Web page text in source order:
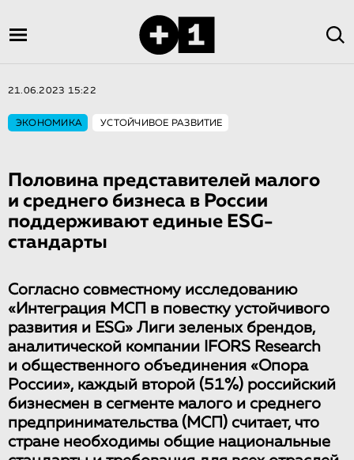
21.06.2023 15:22
ЭКОНОМИКА УСТОЙЧИВОЕ РАЗВИТИЕ
Половина представителей малого
и среднего бизнеса в России
поддерживают единые ESG-
стандарты
Согласно совместному исследованию
«Интеграция МСП в повестку устойчивого
развития и ESG» Лиги зеленых брендов,
аналитической компании IFORS Research
и общественного объединения «Опора
России», каждый второй (51%) российский
бизнесмен в сегменте малого и среднего
предпринимательства (МСП) считает, что
стране необходимы общие национальные